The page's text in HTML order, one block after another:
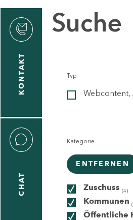
KONTAKT
CHAT
Suche
Typ
Webcontent,
Kategorie
ENTFERNEN
Zuschuss (4)
Kommunen
Öffentliche